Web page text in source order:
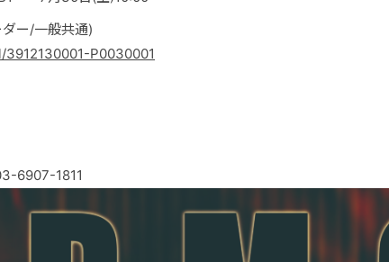
ー/一般共通)
P0030001
6907-1811